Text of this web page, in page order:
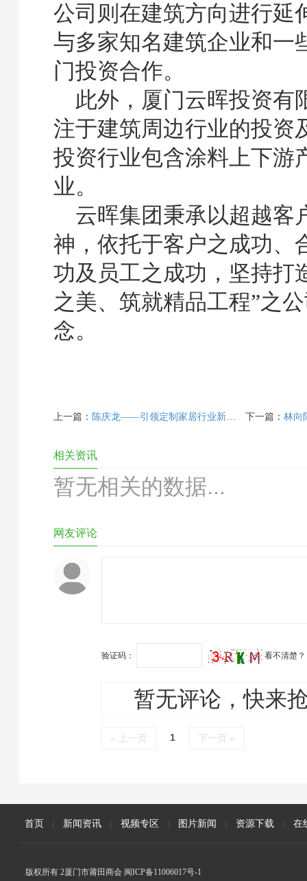
公司则在建筑方向进行延
与多家知名建筑企业和一
门投资合作。
此外，厦门云晖投资有
注于建筑周边行业的投资
投资行业包含涂料上下游
业。
云晖集团秉承以超越客
神，依托于客户之成功、
功及员工之成功，坚持打
之美、筑就精品工程”之
念。
上一篇： 陈庆龙——引领定制家居行业新未来 下一篇： 林向
相关资讯
暂无相关的数据...
网友评论
验证码： 看不清楚？
暂无评论，快来
« 上一页 1 下一页 »
首页 新闻资讯 视频专区 图片新闻 资源下载 在
版权所有 2厦门市莆田商会 闽ICP备11006017号-1